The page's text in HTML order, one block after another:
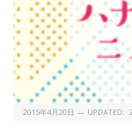
2015年4月20日 UPDATED: